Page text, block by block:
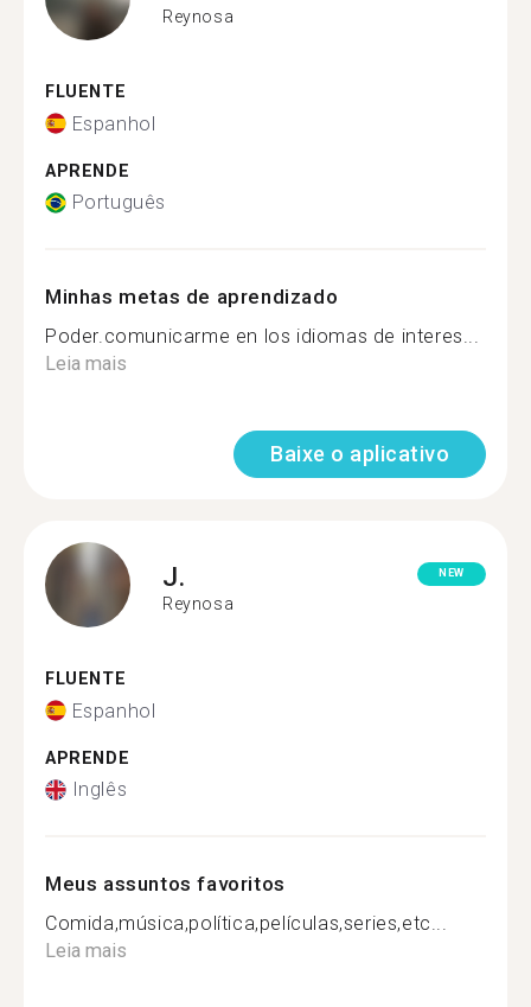
Reynosa
FLUENTE
Espanhol
APRENDE
Português
Minhas metas de aprendizado
Poder.comunicarme en los idiomas de interes...
Leia mais
Baixe o aplicativo
J.
Reynosa
NEW
FLUENTE
Espanhol
APRENDE
Inglês
Meus assuntos favoritos
Comida,música,política,películas,series,etc...
Leia mais